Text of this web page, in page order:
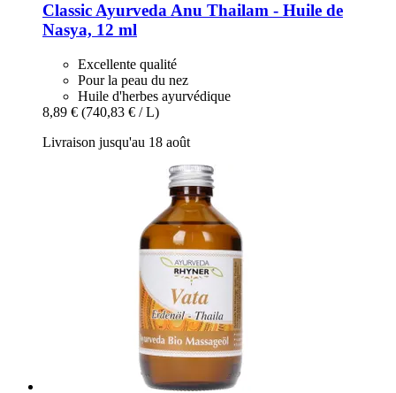
Classic Ayurveda Anu Thailam -​ Huile de
Nasya, 12 ml
Excellente qualité
Pour la peau du nez
Huile d'herbes ayurvédique
8,89 € (740,83 € / L)
Livraison jusqu'au 18 août